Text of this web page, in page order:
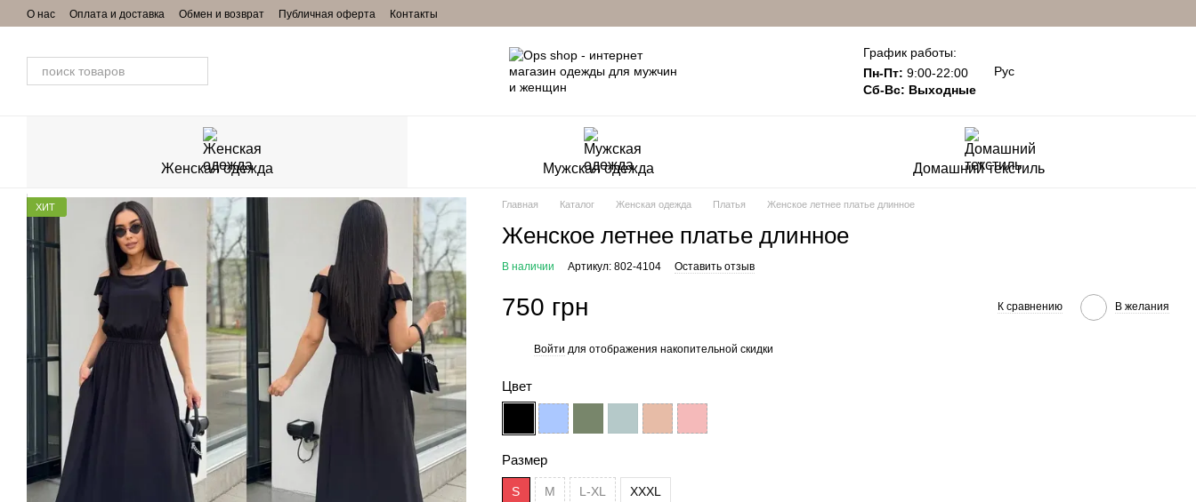
Перейти к основному контенту
О нас Оплата и доставка Обмен и возврат Публичная оферта Контакты
График работы:
Пн-Пт: 9:00-22:00
Сб-Вс: Выходные
Рус
Женская одежда Мужская одежда Домашний текстиль
ХИТ Главная Каталог Женская одежда Платья Женское летнее платье длинное
Женское летнее платье длинное
В наличии Артикул: 802-4104 Оставить отзыв
750 грн К сравнению В желания
Войти для отображения накопительной скидки
Цвет
Размер
S M L-XL XXXL